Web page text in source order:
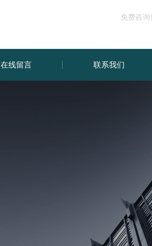
免费咨询
在线留言 联系我们